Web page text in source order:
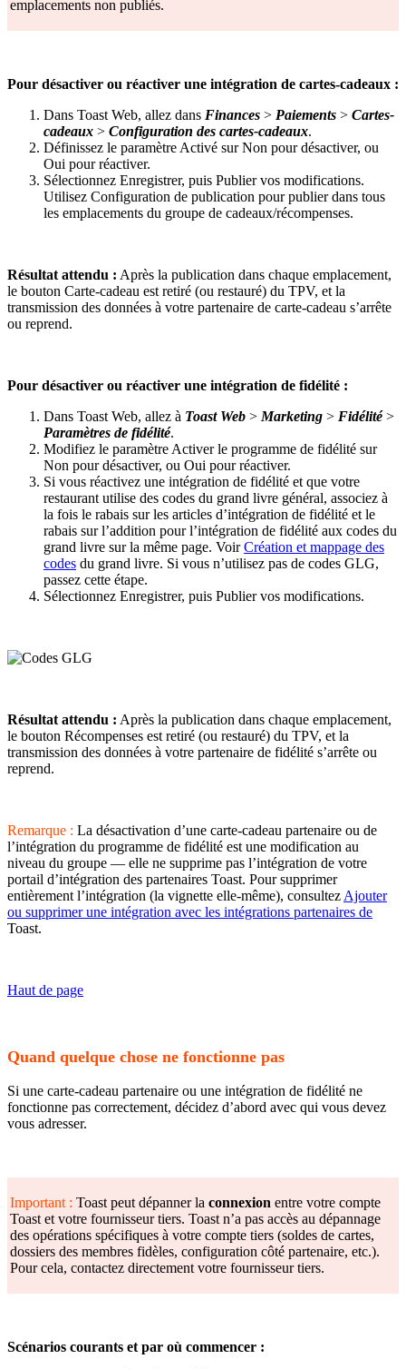
emplacements non publiés.
Pour désactiver ou réactiver une intégration de cartes-cadeaux :
Dans Toast Web, allez dans Finances > Paiements > Cartes-
cadeaux > Configuration des cartes-cadeaux.
Définissez le paramètre Activé sur Non pour désactiver, ou
Oui pour réactiver.
Sélectionnez Enregistrer, puis Publier vos modifications.
Utilisez Configuration de publication pour publier dans tous
les emplacements du groupe de cadeaux/récompenses.
Résultat attendu : Après la publication dans chaque emplacement,
le bouton Carte-cadeau est retiré (ou restauré) du TPV, et la
transmission des données à votre partenaire de carte-cadeau s’arrête
ou reprend.
Pour désactiver ou réactiver une intégration de fidélité :
Dans Toast Web, allez à Toast Web > Marketing > Fidélité>
Paramètres de fidélité.
Modifiez le paramètre Activer le programme de fidélité sur
Non pour désactiver, ou Oui pour réactiver.
Si vous réactivez une intégration de fidélité et que votre
restaurant utilise des codes du grand livre général, associez à
la fois le rabais sur les articles d’intégration de fidélité et le
rabais sur l’addition pour l’intégration de fidélité aux codes du
grand livre sur la même page. VoirCréation et mappage des
codes du grand livre. Si vous n’utilisez pas de codes GLG,
passez cette étape.
Sélectionnez Enregistrer, puis Publier vos modifications.
Résultat attendu : Après la publication dans chaque emplacement,
le bouton Récompenses est retiré (ou restauré) du TPV, et la
transmission des données à votre partenaire de fidélité s’arrête ou
reprend.
Remarque : La désactivation d’une carte-cadeau partenaire ou de
l’intégration du programme de fidélité est une modification au
niveau du groupe — elle ne supprime pas l’intégration de votre
portail d’intégration des partenaires Toast. Pour supprimer
entièrement l’intégration (la vignette elle-même), consultez Ajouter
ou supprimer une intégration avec les intégrations partenaires de
Toast.
Haut de page
Quand quelque chose ne fonctionne pas
Si une carte-cadeau partenaire ou une intégration de fidélité ne
fonctionne pas correctement, décidez d’abord avec qui vous devez
vous adresser.
Important : Toast peut dépanner la connexion entre votre compte
Toast et votre fournisseur tiers. Toast n’a pas accès au dépannage
des opérations spécifiques à votre compte tiers (soldes de cartes,
dossiers des membres fidèles, configuration côté partenaire, etc.).
Pour cela, contactez directement votre fournisseur tiers.
Scénarios courants et par où commencer :